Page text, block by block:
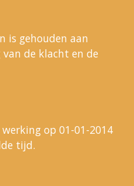
is gehouden aan
de klacht en de
op 01-01-2014
tijd.